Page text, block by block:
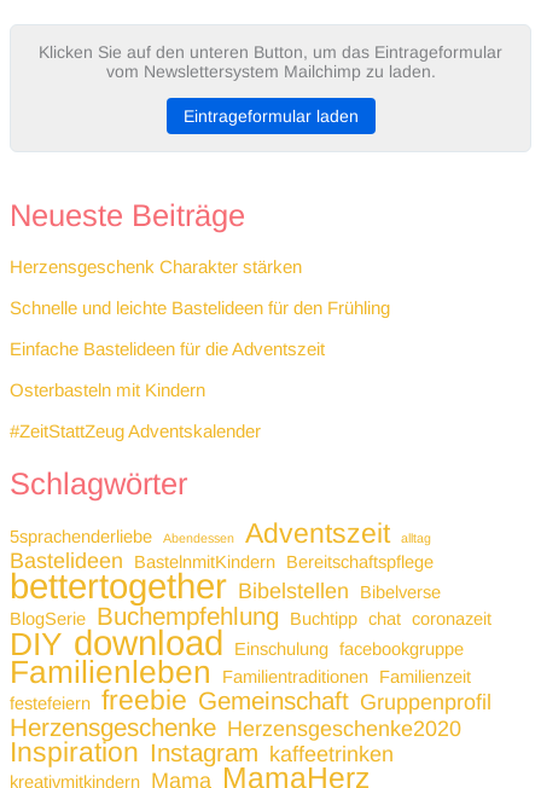
Klicken Sie auf den unteren Button, um das Eintrageformular
vom Newslettersystem Mailchimp zu laden.
Eintrageformular laden
Neueste Beiträge
Herzensgeschenk Charakter stärken
Schnelle und leichte Bastelideen für den Frühling
Einfache Bastelideen für die Adventszeit
Osterbasteln mit Kindern
#ZeitStattZeug Adventskalender
Schlagwörter
5sprachenderliebe Abendessen Adventszeit alltag
Bastelideen BastelnmitKindern Bereitschaftspflege
bettertogether Bibelstellen
Bibelverse
BlogSerie
Buchempfehlung Buchtipp chat coronazeit
DIY download Einschulung facebookgruppe
Familienleben Familientraditionen
Familienzeit
festefeiern freebie Gemeinschaft Gruppenprofil
Herzensgeschenke Herzensgeschenke2020
Inspiration Instagram kaffeetrinken
kreativmitkindern Mama MamaHerz